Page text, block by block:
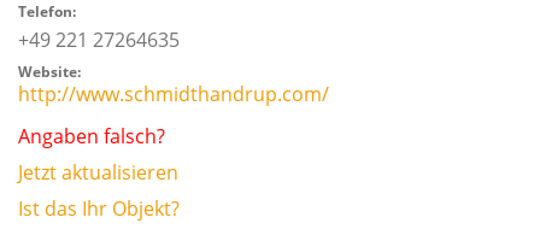
Telefon:
+49 221 27264635
Website:
http://www.schmidthandrup.com/
Angaben falsch?
Jetzt aktualisieren
Ist das Ihr Objekt?